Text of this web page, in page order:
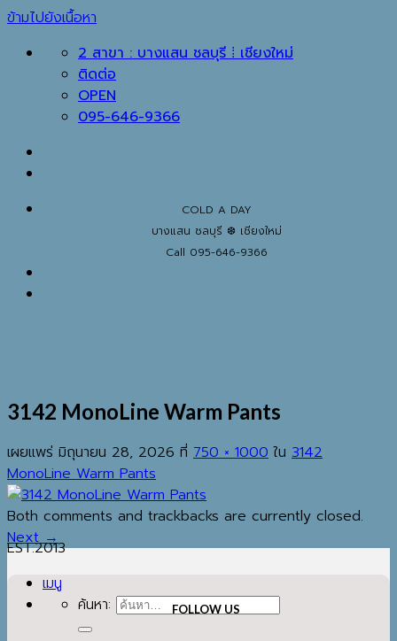
ข้ามไปยังเนื้อหา
2 สาขา : บางแสน ชลบุรี ⁞ เชียงใหม่
ติดต่อ
OPEN
095-646-9366
COLD A DAY
บางแสน ชลบุรี ❆ เชียงใหม่
Call 095-646-9366
EST.2013
เมนู
ค้นหา:
3142 MonoLine Warm Pants
เผยแพร่ มิถุนายน 28, 2026 ที่ 750 × 1000 ใน 3142
MonoLine Warm Pants
Both comments and trackbacks are currently closed.
Next→
FOLLOW US